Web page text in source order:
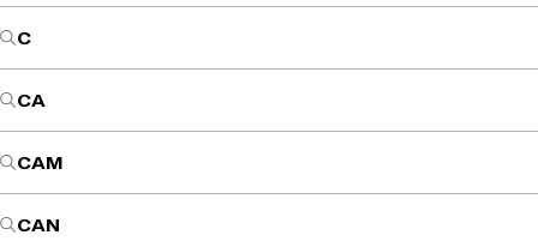
C
CA
CAM
CAN